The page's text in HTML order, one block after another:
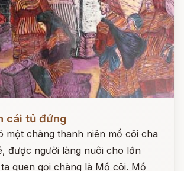
cái tủ đứng
một chàng thanh niên mồ côi cha
được người làng nuôi cho lớn
quen gọi chàng là Mồ côi. Mồ